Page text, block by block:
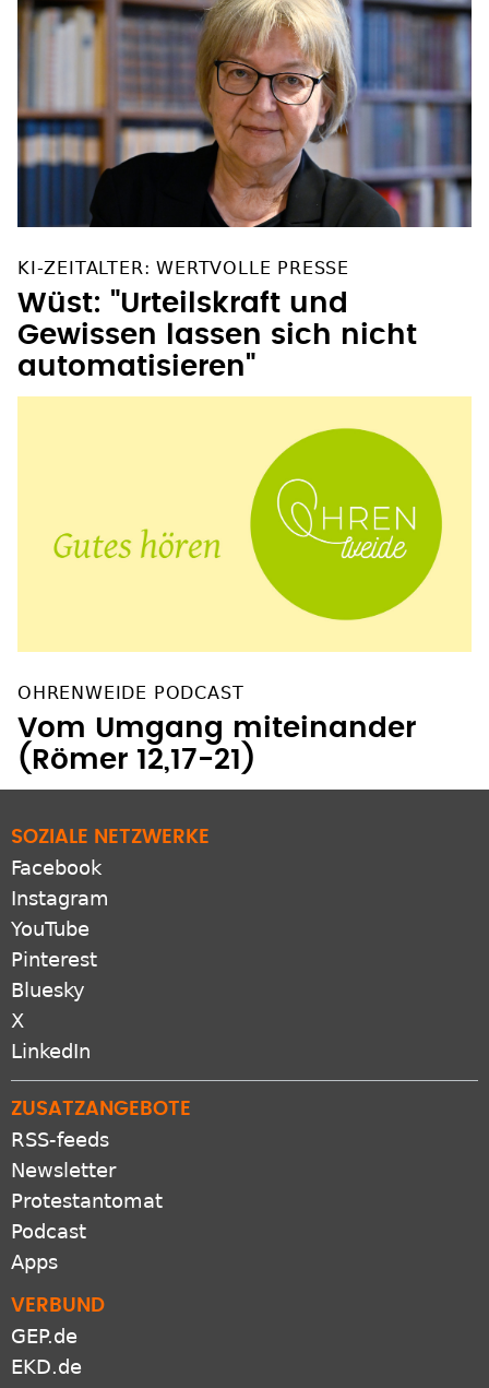
KI-ZEITALTER: WERTVOLLE PRESSE
Wüst: "Urteilskraft und
Gewissen lassen sich nicht
automatisieren"
OHRENWEIDE PODCAST
Vom Umgang miteinander
(Römer 12,17-21)
SOZIALE NETZWERKE
Facebook
Instagram
YouTube
Pinterest
Bluesky
X
LinkedIn
ZUSATZANGEBOTE
RSS-feeds
Newsletter
Protestantomat
Podcast
Apps
VERBUND
GEP.de
EKD.de